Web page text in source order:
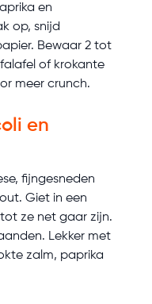
en
op, snijd
Bewaar 2 tot
of krokante
meer crunch.
en
fijngesneden
Giet in een
ze net gaar zijn.
Lekker met
zalm, paprika